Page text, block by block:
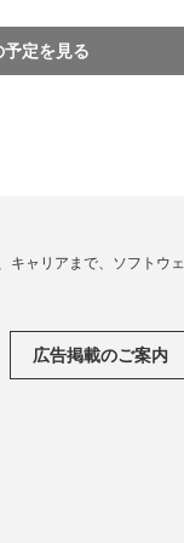
定を見る
キャリアまで、ソフトウェ
広告掲載のご案内